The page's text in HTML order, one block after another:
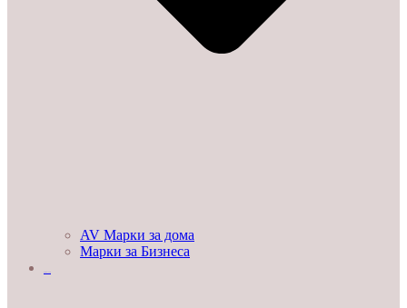
AV Марки за дома
Марки за Бизнеса